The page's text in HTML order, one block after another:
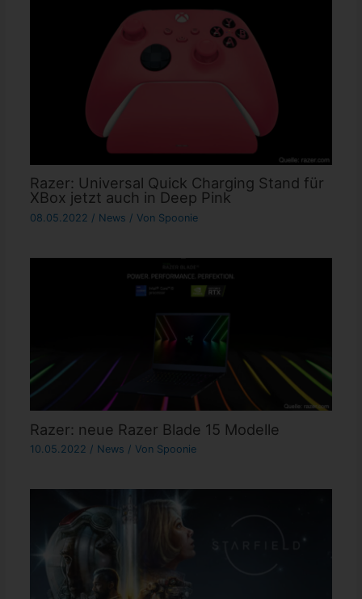
Razer: Universal Quick Charging Stand für
XBox jetzt auch in Deep Pink
08.05.2022 / News / Von Spoonie
Razer: neue Razer Blade 15 Modelle
10.05.2022 / News / Von Spoonie